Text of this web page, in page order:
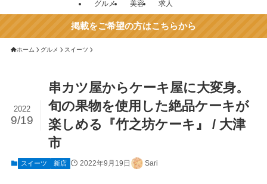
グルメ 美容 求人
掲載をご希望の方はこちらから
ホーム グルメ スイーツ
串カツ屋からケーキ屋に大変身。
旬の果物を使用した絶品ケーキが
楽しめる『竹之坊ケーキ』 / 大津
市
2022
9/19
スイーツ 新店 2022年9月19日 Sari